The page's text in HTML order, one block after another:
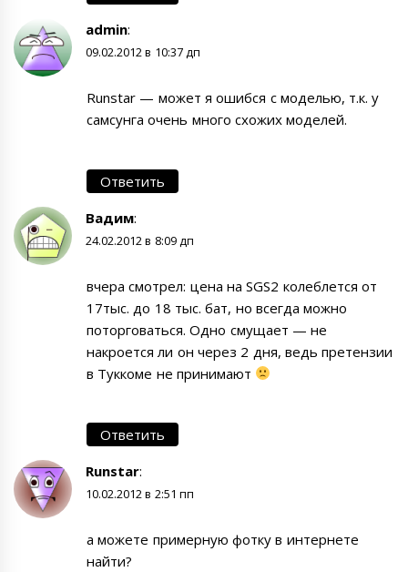
admin:
09.02.2012 в 10:37 дп
Runstar — может я ошибся с моделью, т.к. у
самсунга очень много схожих моделей.
Ответить
Вадим:
24.02.2012 в 8:09 дп
вчера смотрел: цена на SGS2 колеблется от
17тыс. до 18 тыс. бат, но всегда можно
поторговаться. Одно смущает — не
накроется ли он через 2 дня, ведь претензии
в Туккоме не принимают
Ответить
Runstar:
10.02.2012 в 2:51 пп
а можете примерную фотку в интернете
найти?